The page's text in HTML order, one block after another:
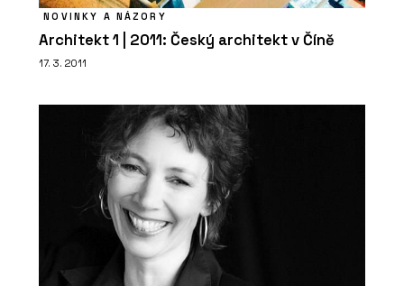
NOVINKY A NÁZORY
Architekt 1 | 2011: Český architekt v Číně
17. 3. 2011